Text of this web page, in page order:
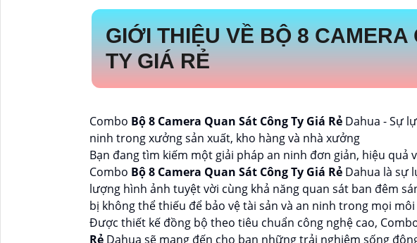
GIỚI THIỆU VỀBỘ 8 CAMERA
TY GIÁ RẺ
Combo Bộ 8 Camera Quan Sát Công Ty Giá Rẻ Dahua - Sự
ninh trong xưởng sản xuất, kho hàng và nhà xưởng
Bạn đang tìm kiếm một giải pháp an ninh đơn giản, hiệu quả
Combo Bộ 8 Camera Quan Sát Công Ty Giá Rẻ Dahua là sự
lượng hình ảnh tuyệt vời cùng khả năng quan sát ban đêm
bị không thể thiếu để bảo vệ tài sản và an ninh trong mọi
Được thiết kế đồng bộ theo tiêu chuẩn công nghệ cao,
Rẻ Dahua sẽ mang đến cho bạn những trải nghiệm sống